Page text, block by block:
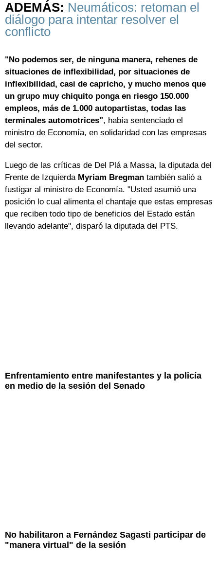
ADEMÁS: Neumáticos: retoman el
diálogo para intentar resolver el
conflicto
"No podemos ser, de ninguna manera, rehenes de
situaciones de inflexibilidad, por situaciones de
inflexibilidad, casi de capricho, y mucho menos que
un grupo muy chiquito ponga en riesgo 150.000
empleos, más de 1.000 autopartistas, todas las
terminales automotrices", había sentenciado el
ministro de Economía, en solidaridad con las empresas
del sector.
Luego de las críticas de Del Plá a Massa, la diputada del
Frente de Izquierda Myriam Bregman también salió a
fustigar al ministro de Economía. "Usted asumió una
posición lo cual alimenta el chantaje que estas empresas
que reciben todo tipo de beneficios del Estado están
llevando adelante", disparó la diputada del PTS.
Enfrentamiento entre manifestantes y la policía
en medio de la sesión del Senado
No habilitaron a Fernández Sagasti participar de
"manera virtual" de la sesión